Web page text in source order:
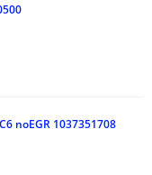
noEGR 1037351708